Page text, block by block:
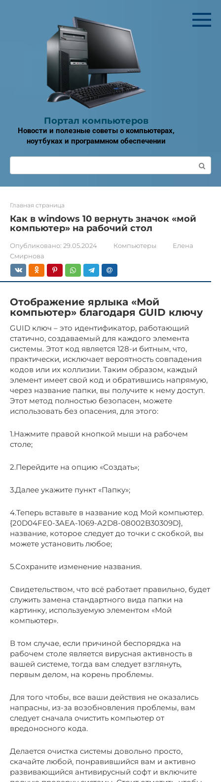
Портал компьютеров
Новости и полезные советы о компьютерах,
ноутбуках и программном обеспечении
Поиск:
Главная страница
Как в windows 10 вернуть значок «мой
компьютер» на рабочий стол
Опубликовано: 29.05.2024 Компьютеры
Елена
Смирнова
Отображение ярлыка «Мой
компьютер» благодаря GUID ключу
GUID ключ – это идентификатор, работающий
статично, создаваемый для каждого элемента
системы. Этот код является 128-и битным, что,
практически, исключает вероятность совпадения
кодов или их коллизии. Таким образом, каждый
элемент имеет свой код и обратившись напрямую,
через название папки, вы получите к нему доступ.
Этот метод полностью безопасен, можете
использовать без опасения, для этого:
1.Нажмите правой кнопкой мыши на рабочем
столе;
2.Перейдите на опцию «Создать»;
3.Далее укажите пункт «Папку»;
4.Теперь вставьте в название код Мой компьютер.
{20D04FE0-3AEA-1069-A2D8-08002B30309D},
название, которое следует до точки с скобкой, вы
можете установить любое;
5.Сохраните изменение названия.
Свидетельством, что всё работает правильно, будет
служить замена стандартного вида папки на
картинку, используемую элементом «Мой
компьютер».
В том случае, если причиной беспорядка на
рабочем столе является вирусная активность в
вашей системе, тогда вам следует взглянуть,
первым делом, на корень проблемы.
Для того чтобы, все ваши действия не оказались
напрасны, из-за возобновления проблемы, вам
следует сначала очистить компьютер от
вредоносного кода.
Делается очистка системы довольно просто,
скачайте любой, понравившийся вам и активно
развивающийся антивирусный софт и включите